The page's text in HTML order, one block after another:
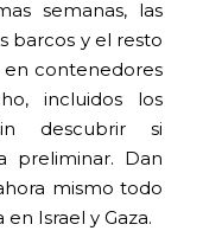
semanas, las
barcos y el resto
contenedores
incluidos los
descubrir si
preliminar. Dan
mismo todo
Israel y Gaza.